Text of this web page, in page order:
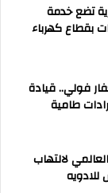
تضع خدمة
بقطاع كهرباء
فولي.. قيادة
طامية
لالتهاب